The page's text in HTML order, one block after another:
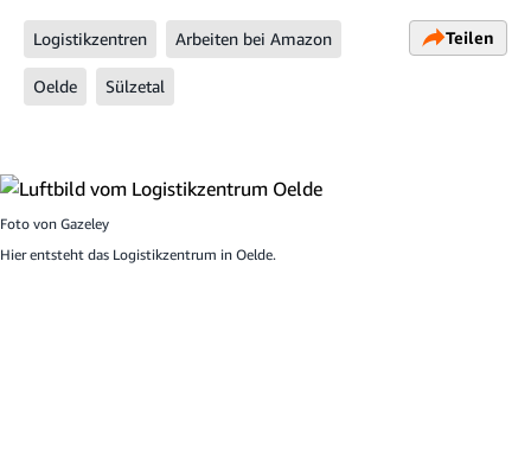
Logistikzentren Arbeiten bei Amazon
Oelde Sülzetal
Teilen
Foto von Gazeley
Hier entsteht das Logistikzentrum in Oelde.